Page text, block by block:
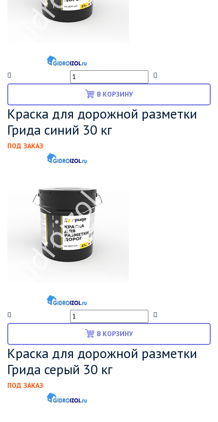
В КОРЗИНУ
Краска для дорожной разметки
Грида синий 30 кг
ПОД ЗАКАЗ
В КОРЗИНУ
Краска для дорожной разметки
Грида серый 30 кг
ПОД ЗАКАЗ